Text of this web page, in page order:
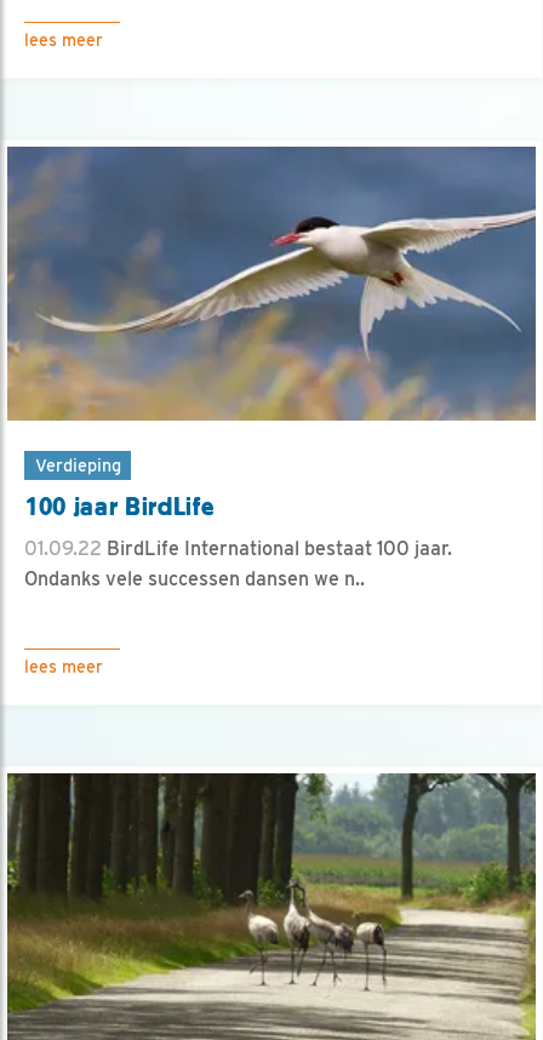
lees meer
Verdieping
100 jaar BirdLife
01.09.22 BirdLife International bestaat 100 jaar.
Ondanks vele successen dansen we n..
lees meer